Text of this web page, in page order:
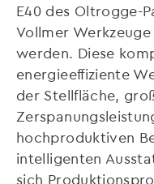
E40 des Oltrogge-
Vollmer
werden. Diese
energieeffiziente
der Stellfläche,
hochproduktiven
intelligenten
sich